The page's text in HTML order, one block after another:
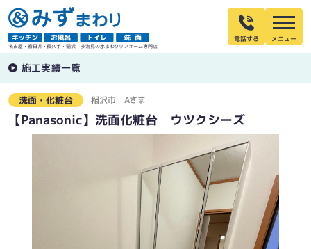
名古屋・春日井・長久手・稲沢・多治見の水まわりリフォーム専門店
電話する
施工実績一覧
洗面・化粧台 稲沢市 Aさま
【Panasonic】洗面化粧台 ウツクシーズ